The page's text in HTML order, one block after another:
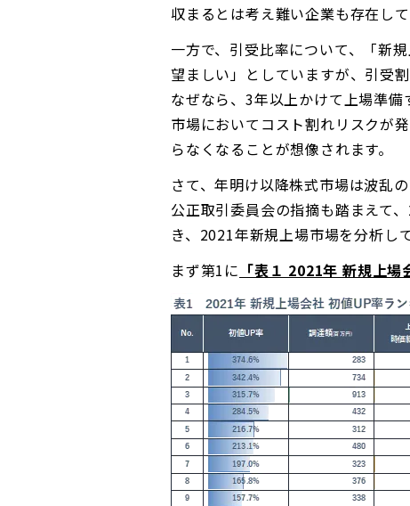
収まるとは考え難い企業も存在して
一方で、引受比率について、「新
望ましい」としていますが、引受
なぜなら、3年以上かけて上場準
市場においてコスト割れリスクが
らなくなることが想像されます。
さて、年明け以降株式市場は波乱
公正取引委員会の指摘も踏まえて
き、2021年新規上場市場を分析し
まず第1に 「表１ 2021年 新規上場